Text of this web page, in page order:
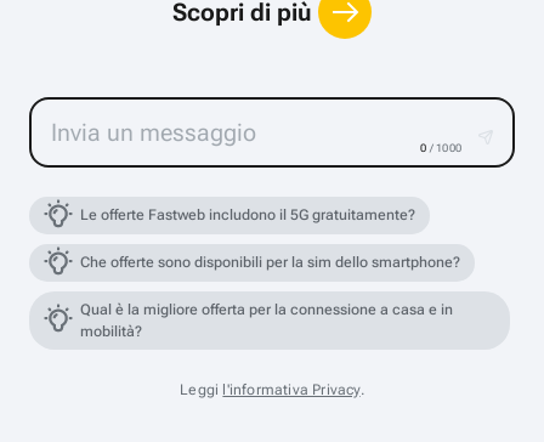
Scopri di più
0 / 1000
Le offerte Fastweb includono il 5G gratuitamente?
Che offerte sono disponibili per la sim dello smartphone?
Qual è la migliore offerta per la connessione a casa e in
mobilità?
Leggi l'informativa Privacy.